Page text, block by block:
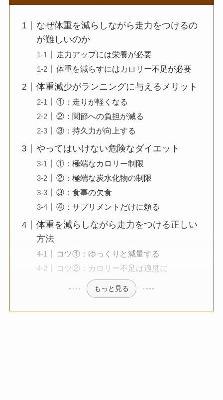
なぜ体重を減らしながら走力をつけるの
が難しいのか
走力アップには栄養が必要
体重を減らすにはカロリー不足が必要
体重減少がランニングに与えるメリット
①：走りが軽くなる
②：関節への負担が減る
③：持久力が向上する
やってはいけない危険なダイエット
①：極端なカロリー制限
②：極端な炭水化物の制限
③：食事の欠食
④：サプリメントだけに頼る
体重を減らしながら走力をつける正しい
方法
コツ①：ゆっくりと減量する
コツ②：カロリー不足は適度に
もっと見る